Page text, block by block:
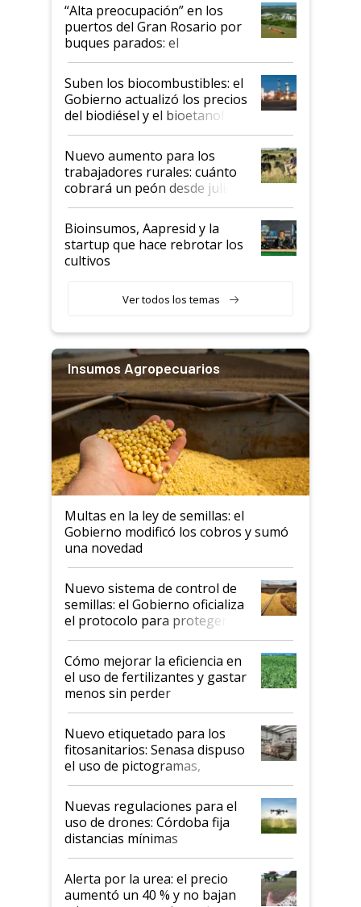
“Alta preocupación” en los
puertos del Gran Rosario por
buques parados: el
funcionamiento de las
exportadoras en tensión tras
la medida de fuerza de los
prácticos
Suben los biocombustibles: el
Gobierno actualizó los precios
del biodiésel y el bioetanol
Nuevo aumento para los
trabajadores rurales: cuánto
cobrará un peón desde julio
Bioinsumos, Aapresid y la
startup que hace rebrotar los
cultivos
Ver todos los temas
Insumos Agropecuarios
Multas en la ley de semillas: el
Gobierno modificó los cobros y sumó
una novedad
Nuevo sistema de control de
semillas: el Gobierno oficializa
el protocolo para proteger la
propiedad intelectual
Cómo mejorar la eficiencia en
el uso de fertilizantes y gastar
menos sin perder
productividad en la campaña
fina
Nuevo etiquetado para los
fitosanitarios: Senasa dispuso
el uso de pictogramas,
palabras de advertencia e
indicaciones
Nuevas regulaciones para el
uso de drones: Córdoba fija
distancias mínimas
Alerta por la urea: el precio
aumentó un 40 % y no bajan